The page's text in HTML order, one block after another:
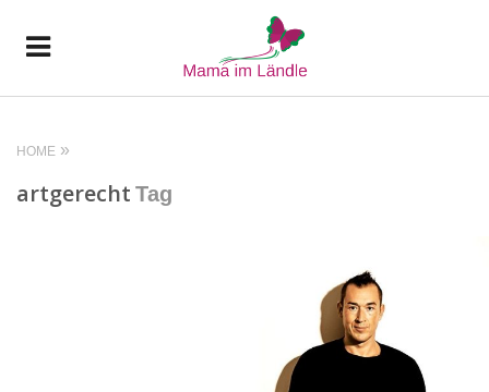
HOME
artgerecht Tag